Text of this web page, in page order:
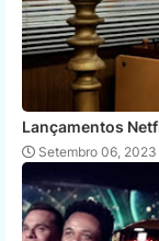
Lançamentos
Setembro 06, 2023